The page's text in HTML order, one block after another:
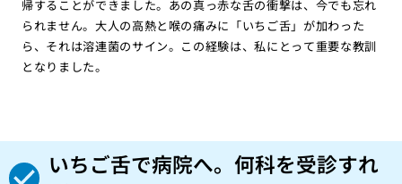
帰することができました。あの真っ赤な舌の衝撃は、今でも忘れ
られません。大人の高熱と喉の痛みに「いちご舌」が加わった
ら、それは溶連菌のサイン。この経験は、私にとって重要な教訓
となりました。
いちご舌で病院へ。何科を受診すれ